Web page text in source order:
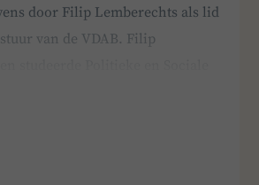
door Filip Lemberechts als lid
van de VDAB. Filip
Vlaams Gewestsecretaris
in de voetsporen van
Ger…